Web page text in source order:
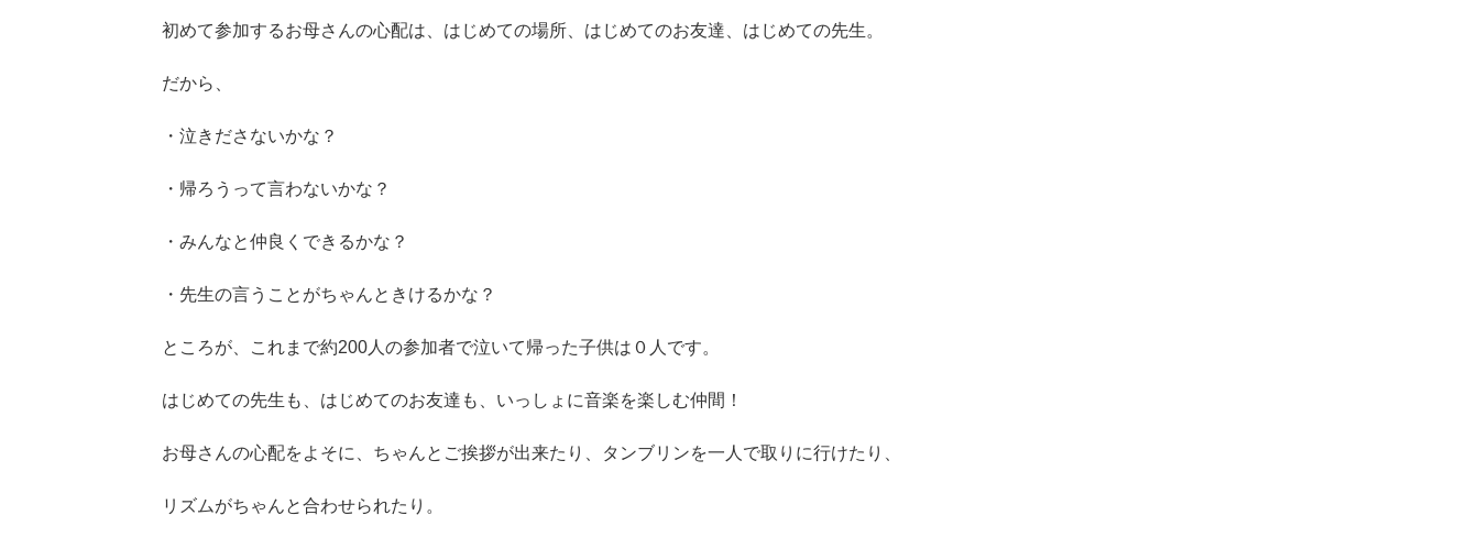
初めて参加するお母さんの心配は、はじめての場所、はじめてのお友達、はじめての先生。
だから、
・泣きださないかな？
・帰ろうって言わないかな？
・みんなと仲良くできるかな？
・先生の言うことがちゃんときけるかな？
ところが、これまで約200人の参加者で泣いて帰った子供は０人です。
はじめての先生も、はじめてのお友達も、いっしょに音楽を楽しむ仲間！
お母さんの心配をよそに、ちゃんとご挨拶が出来たり、タンブリンを一人で取りに行けたり、
リズムがちゃんと合わせられたり。